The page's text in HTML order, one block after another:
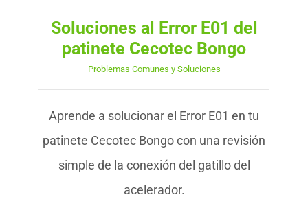
Soluciones al Error E01 del
patinete Cecotec Bongo
Problemas Comunes y Soluciones
Aprende a solucionar el Error E01 en tu
patinete Cecotec Bongo con una revisión
simple de la conexión del gatillo del
acelerador.